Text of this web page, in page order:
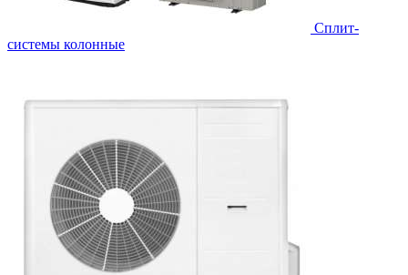
Cплит-
системы колонные